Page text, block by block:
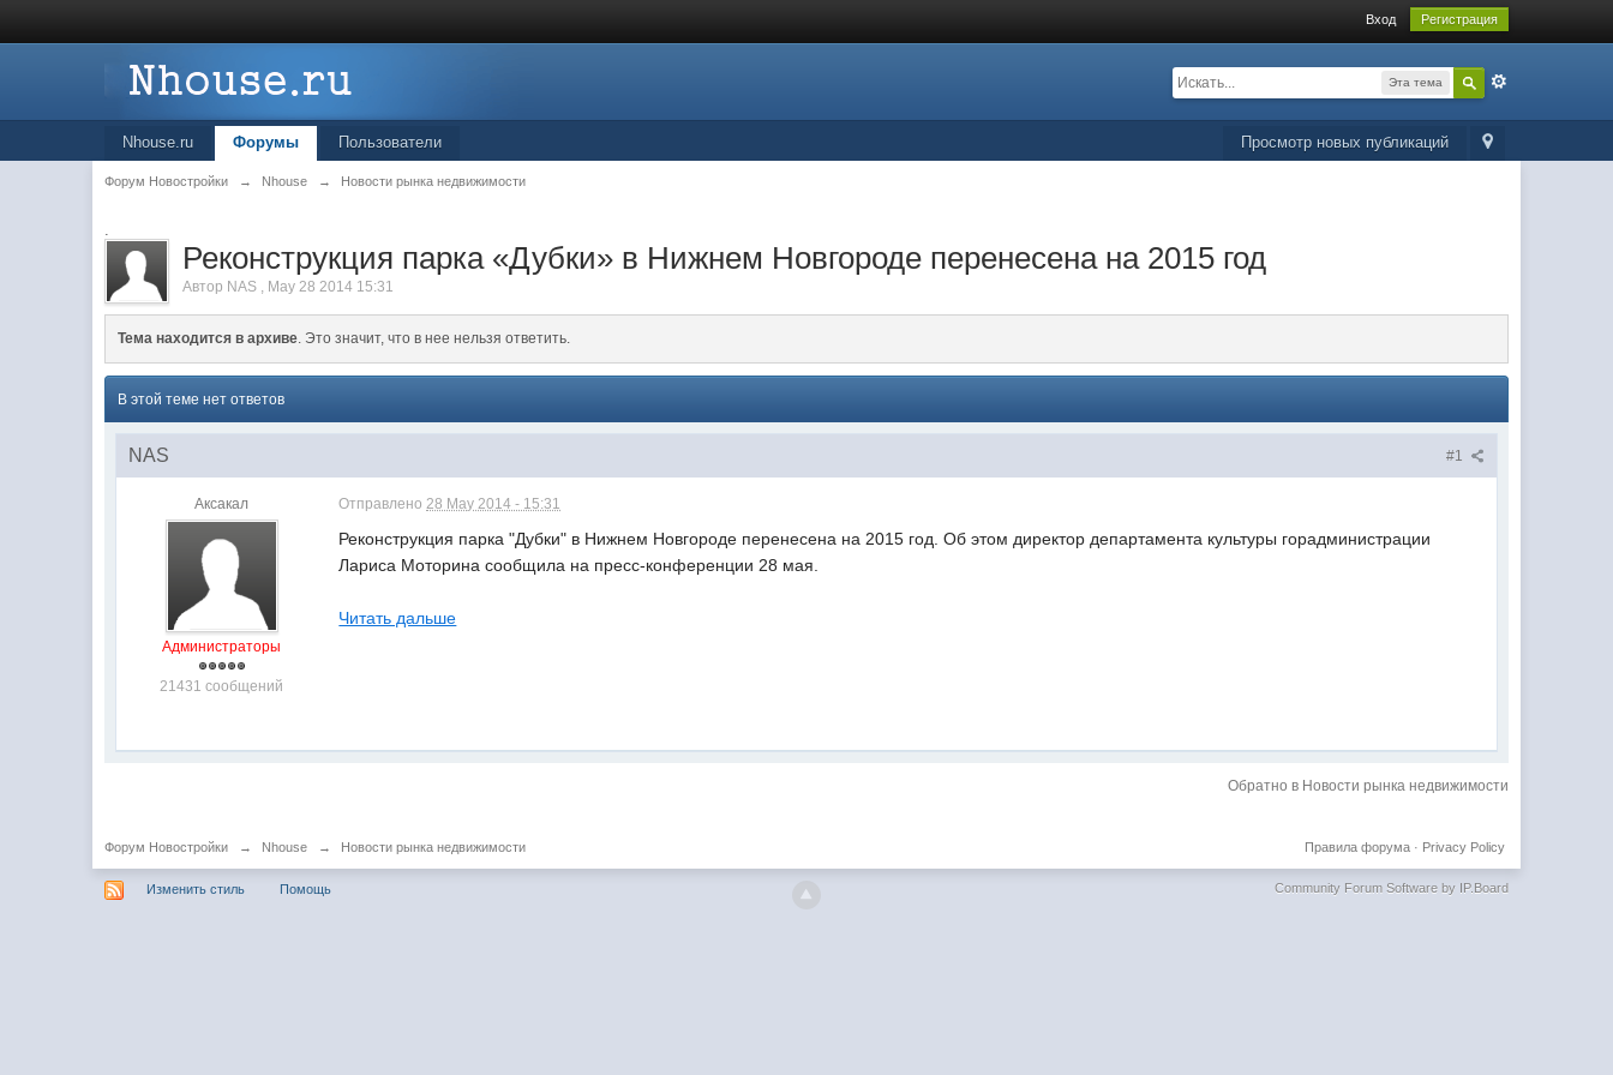
Вход Регистрация
Эта тема
Просмотр новых публикаций
Nhouse.ru Форумы Пользователи
Форум Новостройки → Nhouse → Новости рынка недвижимости
.
Реконструкция парка «Дубки» в Нижнем Новгороде перенесена на 2015 год
Автор NAS , May 28 2014 15:31
Тема находится в архиве. Это значит, что в нее нельзя ответить.
В этой теме нет ответов
#1
NAS
Аксакал
Администраторы
21431 сообщений
Отправлено28 May 2014 - 15:31
Реконструкция парка "Дубки" в Нижнем Новгороде перенесена на 2015 год. Об этом директор департамента культуры горадминистрации
Лариса Моторина сообщила на пресс-конференции 28 мая.
Читать дальше
Обратно в Новости рынка недвижимости
Форум Новостройки → Nhouse → Новости рынка недвижимости Privacy Policy
Правила форума·
Изменить стиль Помощь Community Forum Software by IP.Board